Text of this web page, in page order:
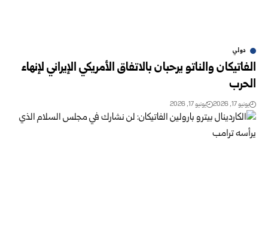
دولي
الفاتيكان والناتو يرحبان بالاتفاق الأمريكي الإيراني لإنهاء
الحرب
يونيو 17, 2026 يونيو 17, 2026